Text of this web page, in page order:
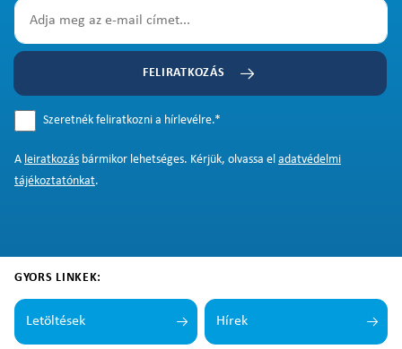
FELIRATKOZÁS
Szeretnék feliratkozni a hírlevélre.*
A leiratkozás bármikor lehetséges. Kérjük, olvassa el adatvédelmi
tájékoztatónkat.
GYORS LINKEK:
Letöltések Hírek